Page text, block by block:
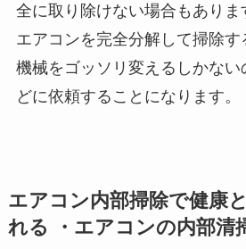
全に取り除けない場合もありま
エアコンを完全分解して掃除
機械をゴッソリ変えるしかない
どに依頼することになります。
エアコン内部掃除で健康
れる ・エアコンの内部清